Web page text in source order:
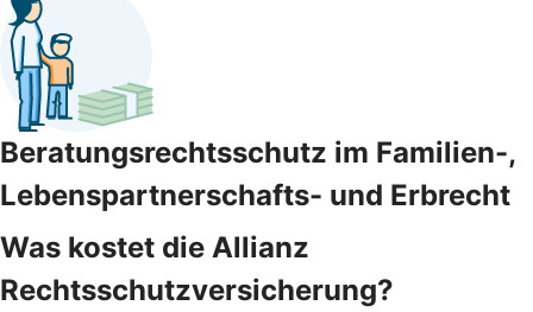
Beratungsrechtsschutz im Familien-,
Lebenspartnerschafts- und Erbrecht
Was kostet die Allianz
Rechtsschutzversicherung?